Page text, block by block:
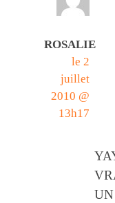
ROSALIE
le 2
juillet
2010 @
13h17